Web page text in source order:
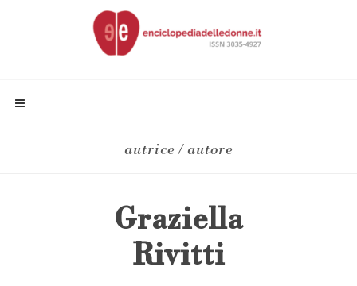
autrice / autore
Graziella
Rivitti